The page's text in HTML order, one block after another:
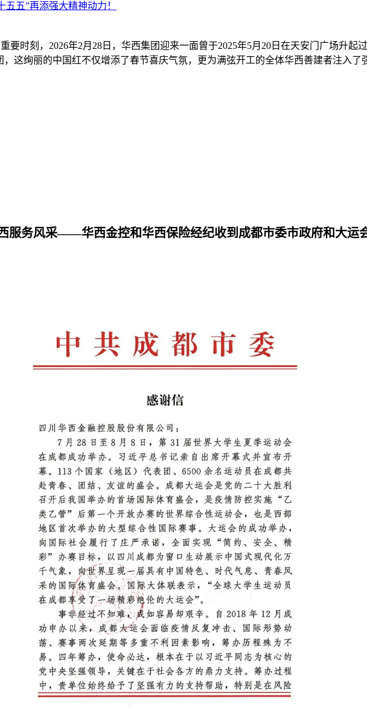
五”再添强大精神动力！
要时刻，2026年2月28日，华西集团迎来一面曾于2025年5月20日在天安门广场升起
这绚丽的中国红不仅增添了春节喜庆气氛，更为满弦开工的全体华西善建者注入了
服务风采——华西金控和华西保险经纪收到成都市委市政府和大运